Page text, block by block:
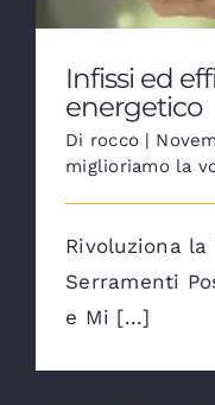
Infissi ed
energetico
Di rocco |
miglioriamo la
Rivoluziona la
Serramenti
e Mi [...]